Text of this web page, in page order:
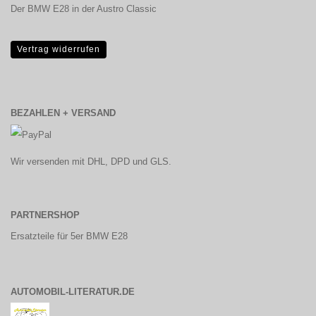
Der BMW E28 in der Austro Classic
Vertrag widerrufen
BEZAHLEN + VERSAND
Wir versenden mit DHL, DPD und GLS.
PARTNERSHOP
Ersatzteile für 5er BMW E28
AUTOMOBIL-LITERATUR.DE